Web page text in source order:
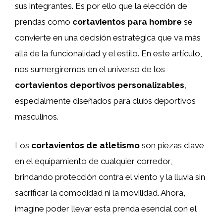
sus integrantes. Es por ello que la elección de
prendas como cortavientos para hombre se
convierte en una decisión estratégica que va más
allá de la funcionalidad y el estilo. En este artículo,
nos sumergiremos en el universo de los
cortavientos deportivos personalizables,
especialmente diseñados para clubs deportivos
masculinos.
Los cortavientos de atletismo son piezas clave
en el equipamiento de cualquier corredor,
brindando protección contra el viento y la lluvia sin
sacrificar la comodidad ni la movilidad. Ahora,
imagine poder llevar esta prenda esencial con el